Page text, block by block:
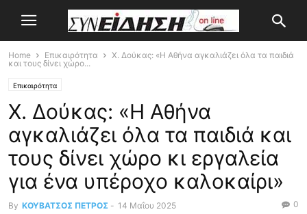
Home Επικαιρότητα
Χ. Δούκας: «Η Αθήνα αγκαλιάζει όλα τα παιδιά
και τους δίνει χώρο...
Επικαιρότητα
Χ. Δούκας: «Η Αθήνα
αγκαλιάζει όλα τα παιδιά και
τους δίνει χώρο κι εργαλεία
για ένα υπέροχο καλοκαίρι»
By ΚΟΥΒΑΤΣΟΣ ΠΕΤΡΟΣ - 14 Μαΐου 2025 0